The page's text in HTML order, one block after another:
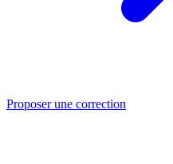
Proposer une correction